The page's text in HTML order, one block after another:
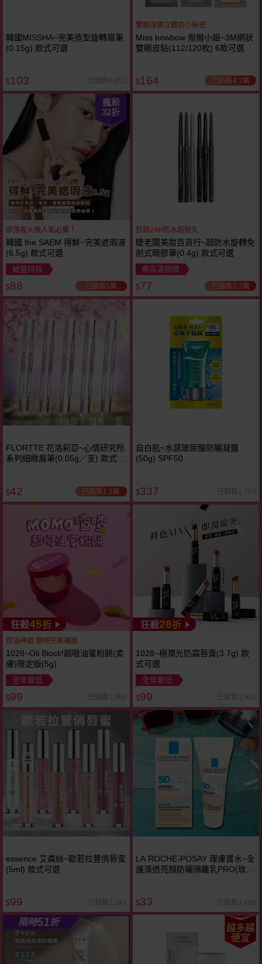
韓國MISSHA~完美造型旋轉眉筆
(0.15g) 款式可選
$103 已銷售6,651
雙眼深邃立體的小秘密
Miss bowbow 撥撥小姐~3M網狀
雙眼皮貼(112/120枚) 6款可選
$164 已銷售4.7萬
瘋殺
32折
部落客大推人氣必備！
韓國 the SAEM 得鮮~完美遮瑕液
(6.5g) 款式可選
破盤特殺
$88 已銷售5萬
狂銷24H防水超耐久
睫老闆美妝百貨行~超防水旋轉免
削式眼膠筆(0.4g) 款式可選
專區滿額贈
$77 已銷售3.2萬
FLORTTE 花洛莉亞~心情研究所
系列細緻眉筆(0.05g／支) 款式可
$42 已銷售1.2萬
自白肌~水感玻尿酸防曬凝露
(50g) SPF50
$337 已銷售1,703
狂殺45折
控油神器 隨時完美補妝
1028~Oil Block!超吸油蜜粉餅(柔
膚)限定版(5g)
全年最低
$99 已銷售1,988
狂殺28折
1028~極潤光奶霜唇膏(3.7g) 款
式可選
全年最低
$99 已銷售1,903
essence 艾森絲~歐若拉豐俏唇蜜
(5ml) 款式可選
$99 已銷售2,244
LA ROCHE-POSAY 理膚寶水~全
護清透亮顏防曬隔離乳PRO(玫瑰
$33 已銷售3,499
限時51折
越多越
便宜